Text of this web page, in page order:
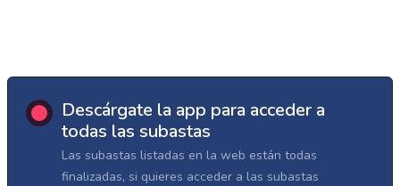
Descárgate la app para acceder a
todas las subastas
Las subastas listadas en la web están todas
finalizadas, si quieres acceder a las subastas